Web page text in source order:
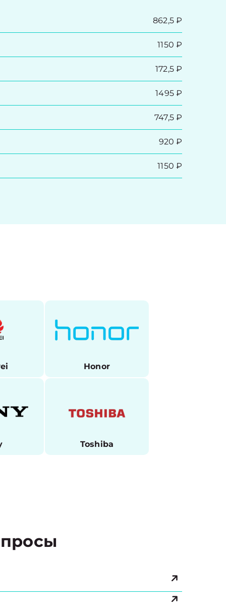
862,5 ₽
1150 ₽
172,5 ₽
1495 ₽
747,5 ₽
920 ₽
1150 ₽
Honor
Toshiba